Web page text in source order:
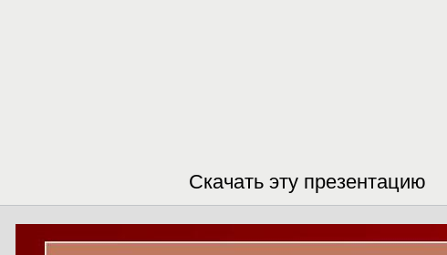
Скачать эту презентацию